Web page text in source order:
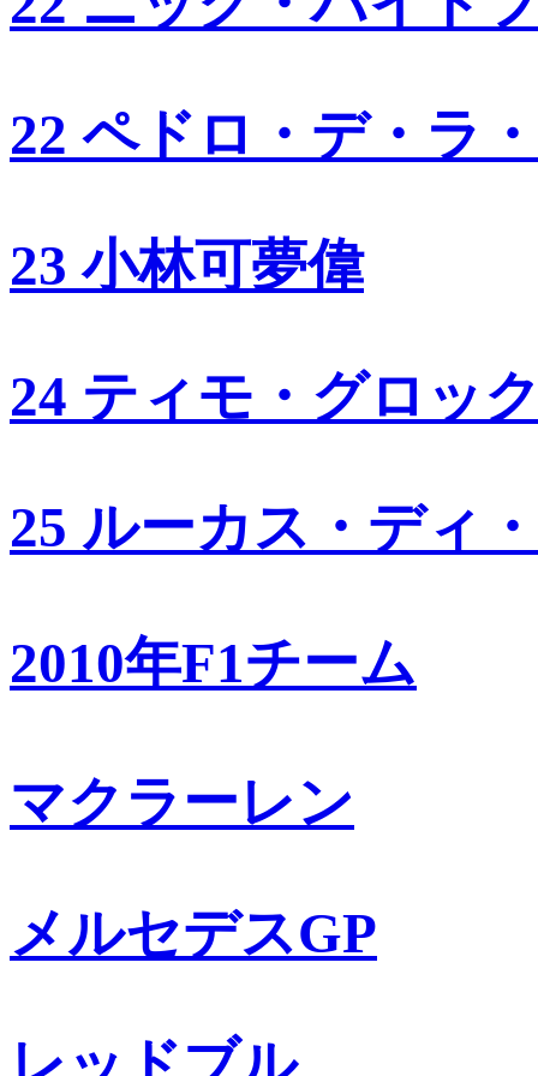
22 ペドロ・デ・ラ
23 小林可夢偉
24 ティモ・グロッ
25 ルーカス・ディ
2010年F1チーム
マクラーレン
メルセデスGP